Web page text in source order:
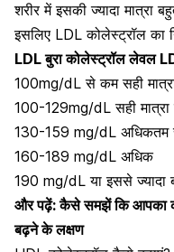
शरीर में इसकी ज्यादा मात्रा
इसलिए LDL कोलेस्ट्रॉल का
LDL बुरा कोलेस्ट्रॉल लेवल
100mg/dL से कम सही
100-129mg/dL सही
130-159 mg/dL अधिकतम
160-189 mg/dL अधिक
190 mg/dL या इससे ज्यादा
और पढ़ें:कैसे समझें कि आपका
बढ़ने के लक्षण